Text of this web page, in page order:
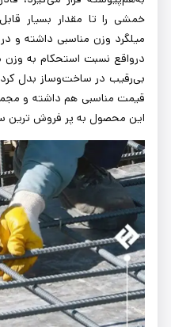
خمشی را تا مقدار بسیار
میلگرد وزن مناسبی داشته و
درواقع نسبت استحکام به وزن
بی‌رقیب در ساخت‌وساز بدل
قیمت مناسبی هم داشته و
این محصول به پر فروش ‌ترین